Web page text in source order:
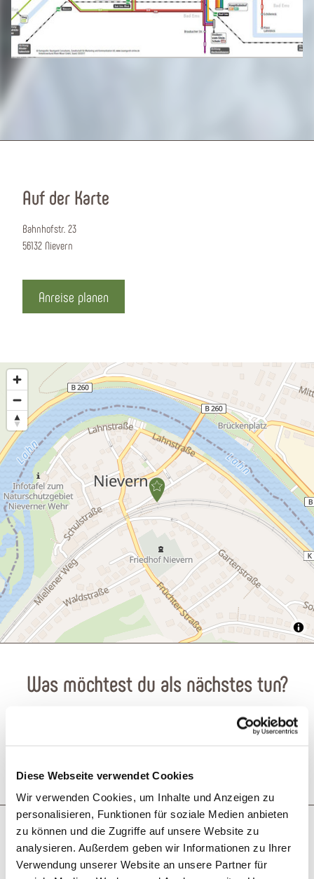
Diese Webseite verwendet Cookies
Wir verwenden Cookies, um Inhalte und Anzeigen zu
personalisieren, Funktionen für soziale Medien anbieten
zu können und die Zugriffe auf unsere Website zu
analysieren. Außerdem geben wir Informationen zu Ihrer
Verwendung unserer Website an unsere Partner für
Auf der Karte
Bahnhofstr. 23
56132 Nievern
Anreise planen
Was möchtest du als nächstes tun?
Anreise planen PDF erzeugen
Das könnte dich auch interessieren